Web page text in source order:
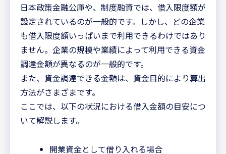
日本政策金融公庫や、制度融資では、借入限度額が
設定されているのが一般的です。しかし、どの企業
も借入限度額いっぱいまで利用できるわけではあり
ません。企業の規模や業績によって利用できる資金
調達金額が異なるのが一般的です。
また、資金調達できる金額は、資金目的により算出
方法がさまざまです。
ここでは、以下の状況における借入金額の目安につ
いて解説します。
開業資金として借り入れる場合